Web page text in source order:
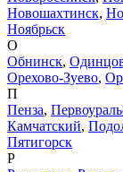
Новошахтинск,
Ноябрьск
О
Обнинск,
Орехово-Зуево,
П
Пенза,
Камчатский,
Пятигорск
Р